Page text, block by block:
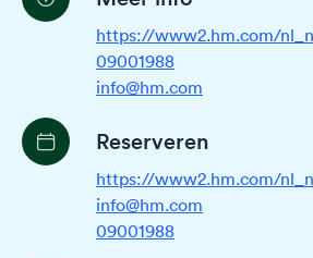
https://www2.hm.com/
09001988
info@hm.com
Reserveren
https://www2.hm.com/
info@hm.com
09001988